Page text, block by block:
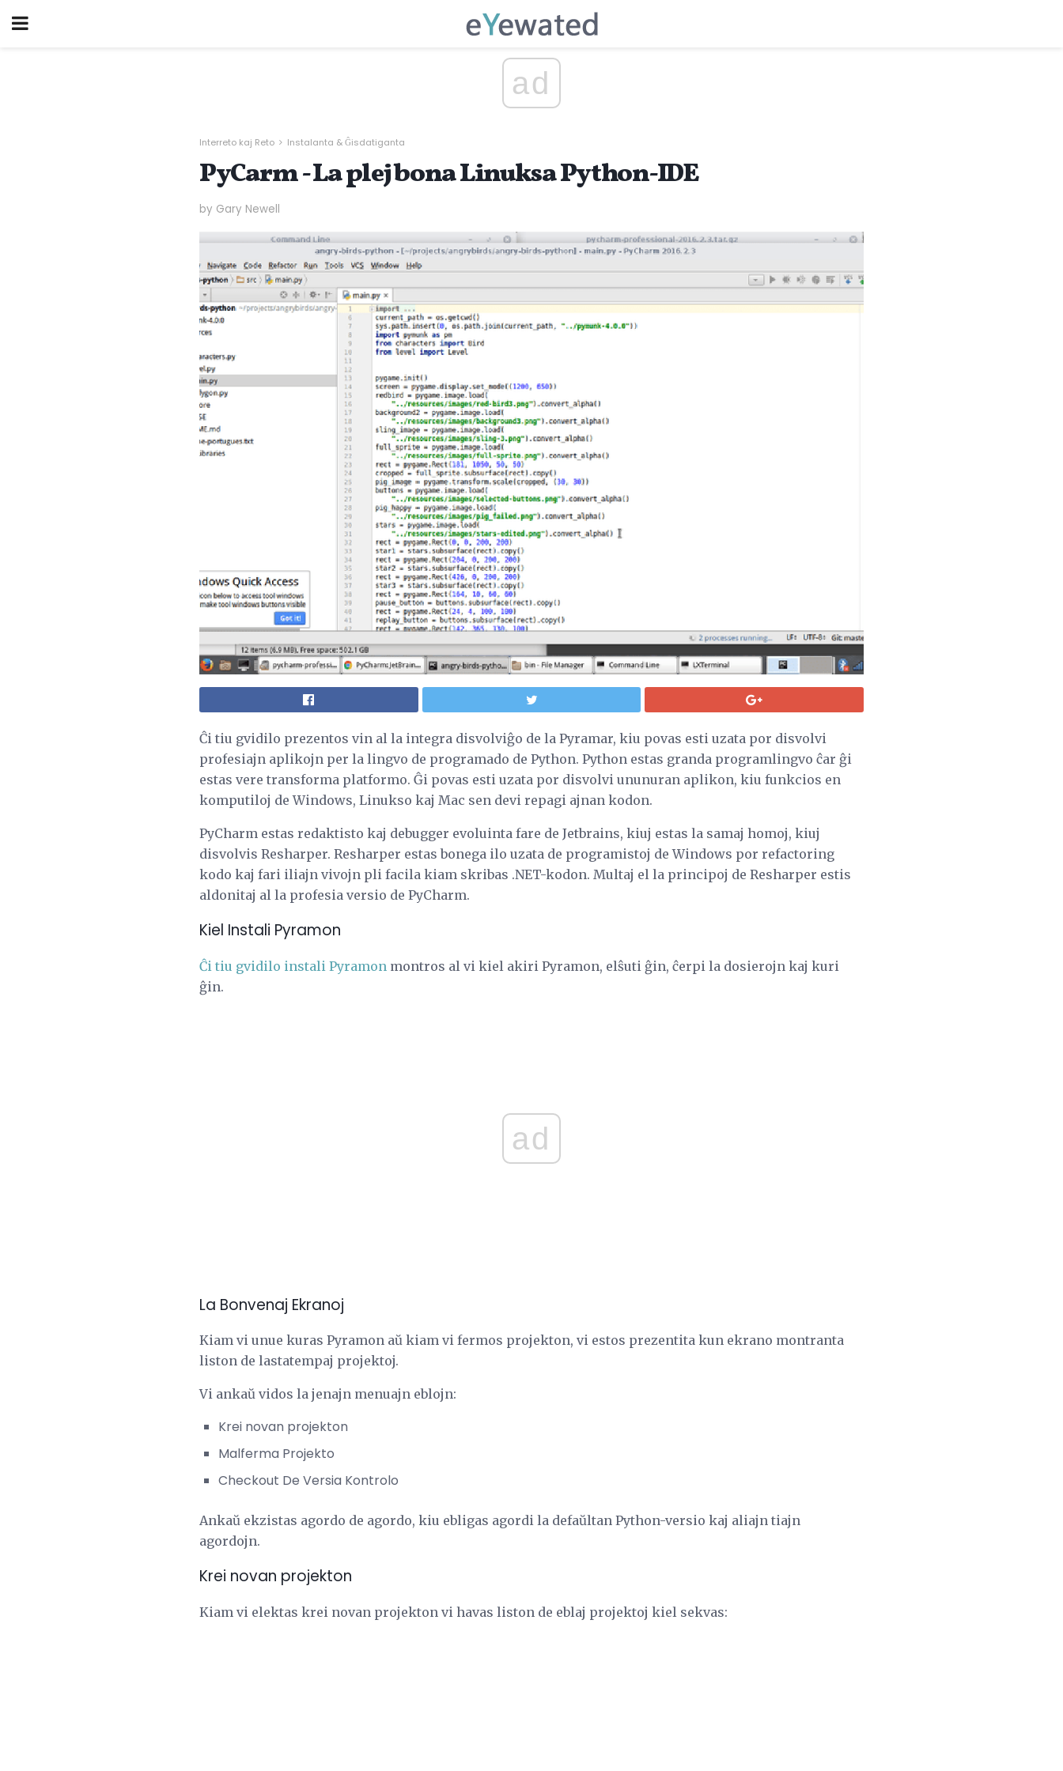
ad
Interreto kaj Reto Instalanta & Ĝisdatiganta
PyCarm - La plej bona Linuksa Python-IDE
by Gary Newell
Ĉi tiu gvidilo prezentos vin al la integra disvolviĝo de la Pyramar, kiu povas esti uzata por disvolvi
profesiajn aplikojn per la lingvo de programado de Python. Python estas granda programlingvo ĉar ĝi
estas vere transforma platformo. Ĝi povas esti uzata por disvolvi ununuran aplikon, kiu funkcios en
komputiloj de Windows, Linukso kaj Mac sen devi repagi ajnan kodon.
PyCharm estas redaktisto kaj debugger evoluinta fare de Jetbrains, kiuj estas la samaj homoj, kiuj
disvolvis Resharper. Resharper estas bonega ilo uzata de programistoj de Windows por refactoring
kodo kaj fari iliajn vivojn pli facila kiam skribas .NET-kodon. Multaj el la principoj de Resharper estis
aldonitaj al la profesia versio de PyCharm.
Kiel Instali Pyramon
Ĉi tiu gvidilo instali Pyramon montros al vi kiel akiri Pyramon, elŝuti ĝin, ĉerpi la dosierojn kaj kuri
ĝin.
ad
La Bonvenaj Ekranoj
Kiam vi unue kuras Pyramon aŭ kiam vi fermos projekton, vi estos prezentita kun ekrano montranta
liston de lastatempaj projektoj.
Vi ankaŭ vidos la jenajn menuajn eblojn:
Krei novan projekton
Malferma Projekto
Checkout De Versia Kontrolo
Ankaŭ ekzistas agordo de agordo, kiu ebligas agordi la defaŭltan Python-versio kaj aliajn tiajn
agordojn.
Krei novan projekton
Kiam vi elektas krei novan projekton vi havas liston de eblaj projektoj kiel sekvas: